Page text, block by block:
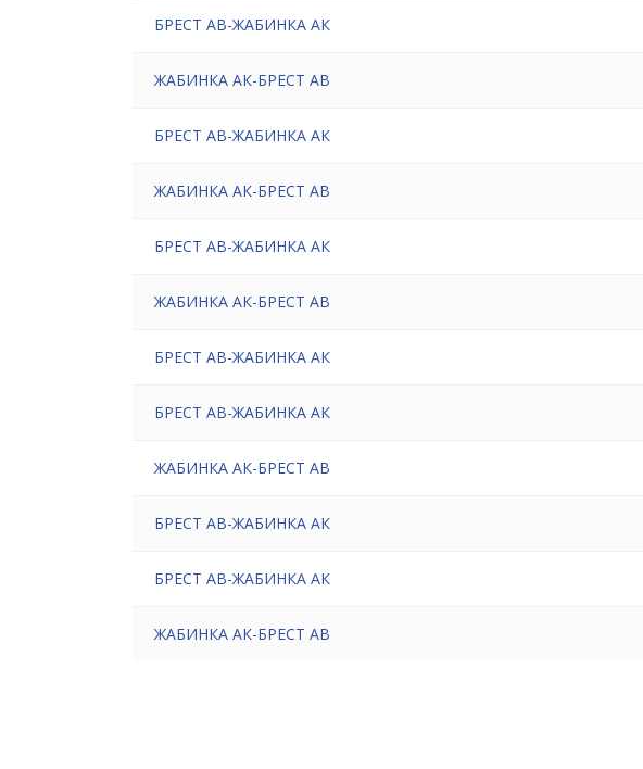
БРЕСТ АВ-ЖАБИНКА АК
ЖАБИНКА АК-БРЕСТ АВ
БРЕСТ АВ-ЖАБИНКА АК
ЖАБИНКА АК-БРЕСТ АВ
БРЕСТ АВ-ЖАБИНКА АК
ЖАБИНКА АК-БРЕСТ АВ
БРЕСТ АВ-ЖАБИНКА АК
БРЕСТ АВ-ЖАБИНКА АК
ЖАБИНКА АК-БРЕСТ АВ
БРЕСТ АВ-ЖАБИНКА АК
БРЕСТ АВ-ЖАБИНКА АК
ЖАБИНКА АК-БРЕСТ АВ